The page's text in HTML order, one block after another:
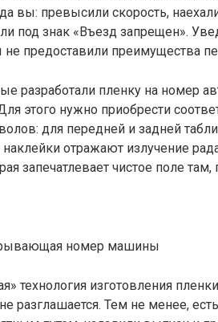
вы: превысили скорость,
под знак «Въезд запрещен».
не предоставили преимущества
разработали пленку на номер
этого нужно приобрести
для передней и задней
наклейки отражают излучение
запечатлевает чистое поле
номер машины
технология изготовления
разглашается. Тем не менее,